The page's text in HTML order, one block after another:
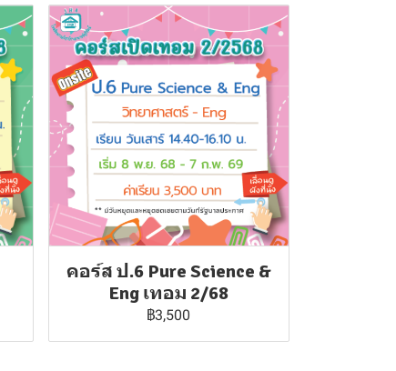
คอร์ส ป.6 Pure Science &
Eng เทอม 2/68
฿3,500